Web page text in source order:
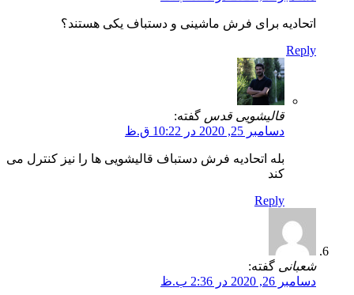
اتحادیه برای فرش ماشینی و دستباف یکی هستند؟
Reply
قالیشویی قدس گفته:
دسامبر 25, 2020 در 10:22 ق.ظ
بله اتحادیه فرش دستباف قالیشویی ها را نیز کنترل می
کند
Reply
شعبانی گفته:
دسامبر 26, 2020 در 2:36 ب.ظ